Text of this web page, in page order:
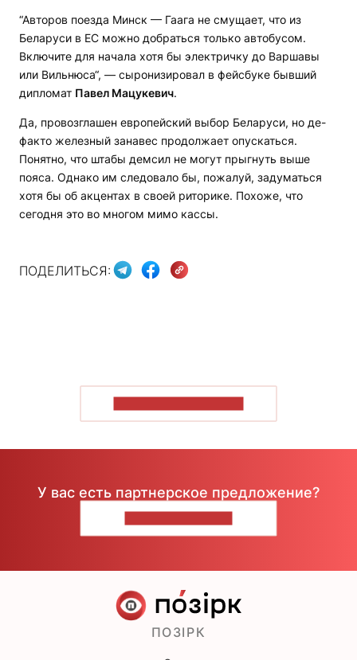
“Авторов поезда Минск — Гаага не смущает, что из
Беларуси в ЕС можно добраться только автобусом.
Включите для начала хотя бы электричку до Варшавы
или Вильнюса“, — сыронизировал в фейсбуке бывший
дипломат Павел Мацукевич.
Да, провозглашен европейский выбор Беларуси, но де-
факто железный занавес продолжает опускаться.
Понятно, что штабы демсил не могут прыгнуть выше
пояса. Однако им следовало бы, пожалуй, задуматься
хотя бы об акцентах в своей риторике. Похоже, что
сегодня это во многом мимо кассы.
ПОДЕЛИТЬСЯ:
У вас есть партнерское предложение?
ПОЗІРК